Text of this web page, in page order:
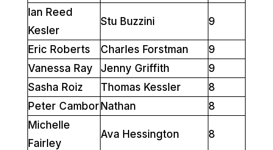
Ian Reed
Kesler
Stu Buzzini 9
Eric Roberts Charles Forstman
9
Vanessa Ray
Jenny Griffith
9
Sasha Roiz
Thomas Kessler
8
Peter Cambor Nathan
8
Michelle
Fairley
Ava Hessington 8